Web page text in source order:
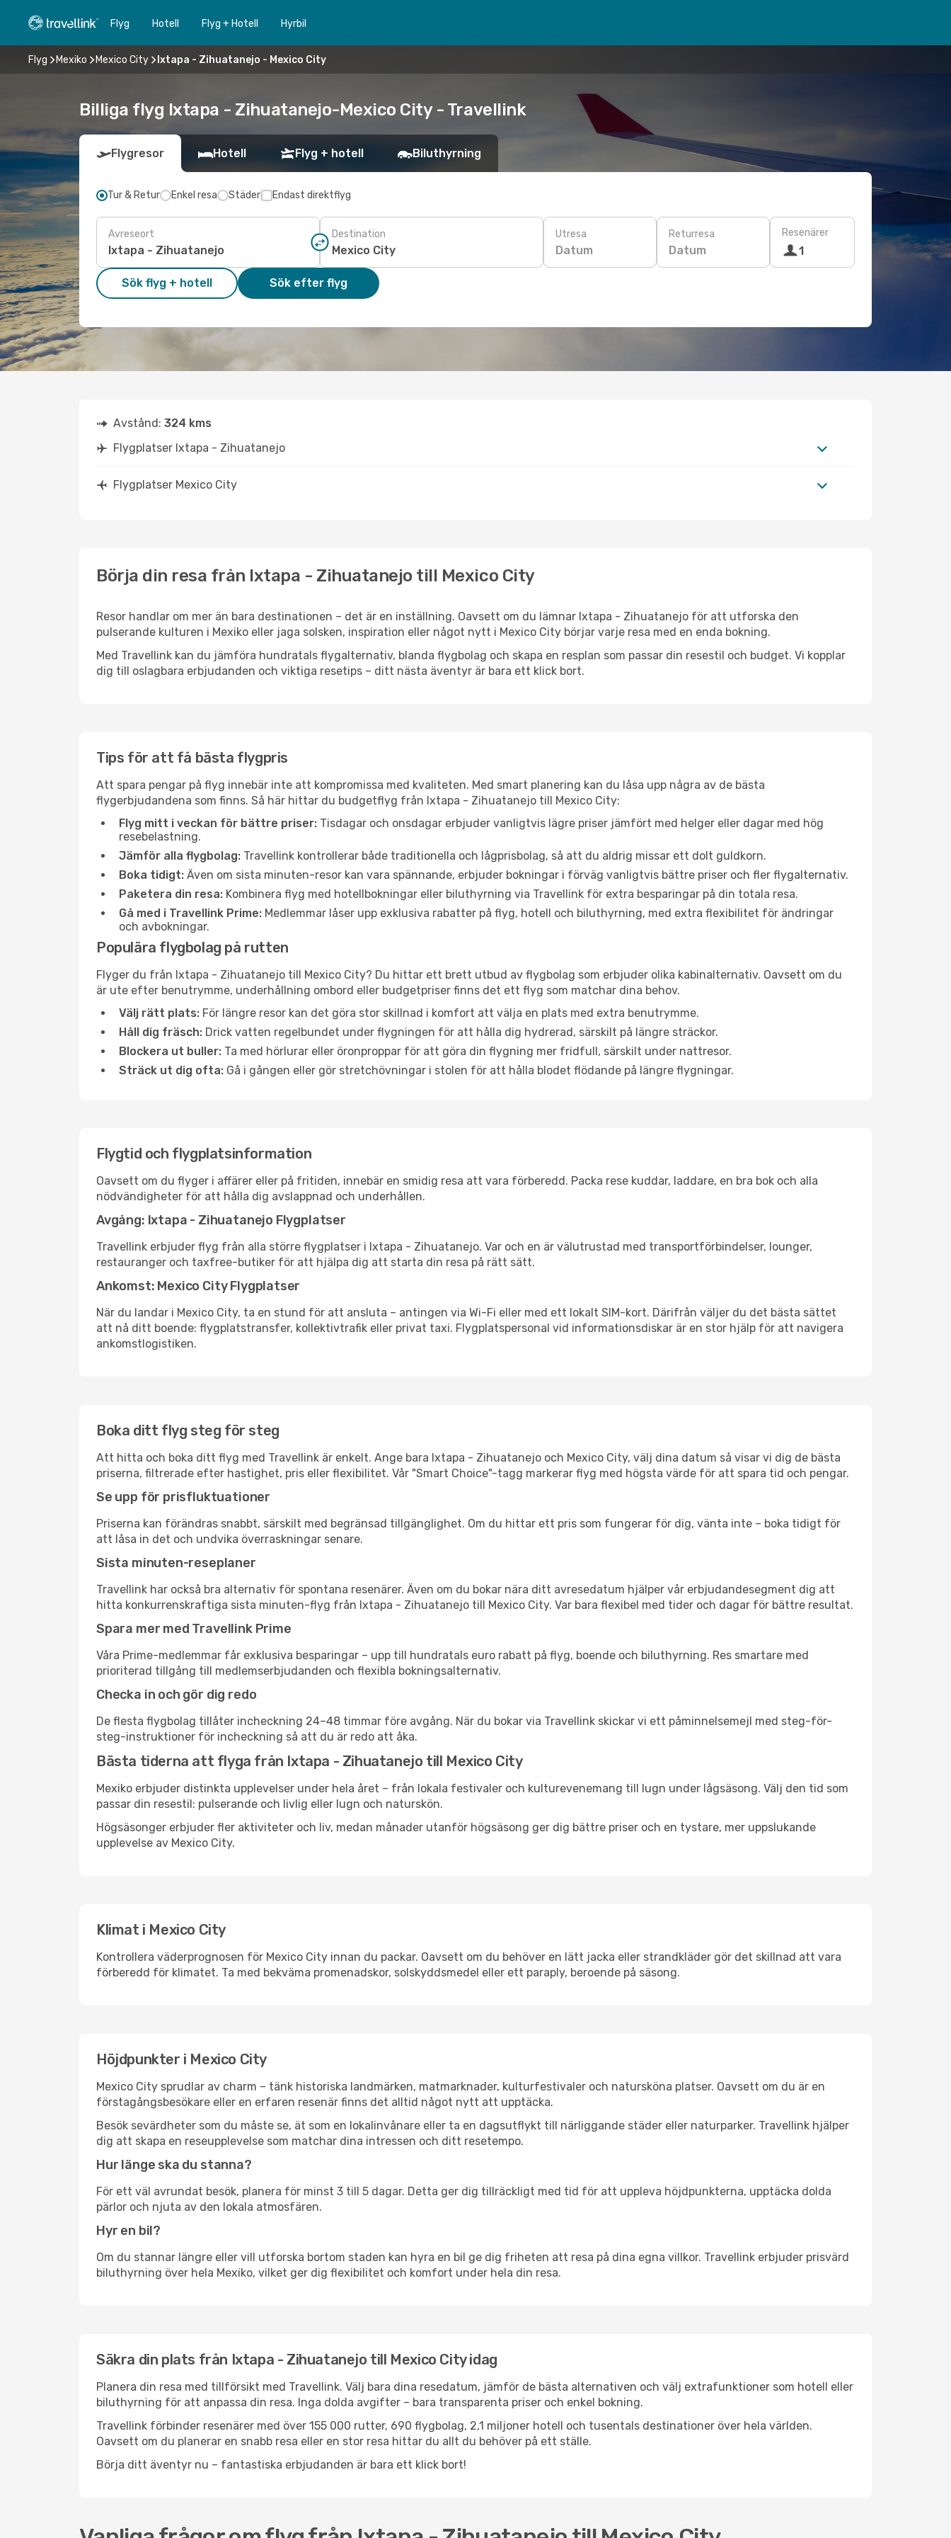
Flyg Hotell Flyg + Hotell Hyrbil
Flyg Mexiko Mexico City Ixtapa - Zihuatanejo - Mexico City
Billiga flyg Ixtapa - Zihuatanejo-Mexico City - Travellink
Flygresor Hotell Flyg + hotell Biluthyrning
Tur & Retur Enkel resa Städer Endast direktflyg
Avreseort Destination Utresa
Datum
Returresa
Datum
Resenärer
1
Sök flyg + hotell Sök efter flyg
Avstånd: 324 kms
Flygplatser Ixtapa - Zihuatanejo
Flygplatser Mexico City
Börja din resa från Ixtapa - Zihuatanejo till Mexico City
Resor handlar om mer än bara destinationen – det är en inställning. Oavsett om du lämnar Ixtapa - Zihuatanejo för att utforska den
pulserande kulturen i Mexiko eller jaga solsken, inspiration eller något nytt i Mexico City börjar varje resa med en enda bokning.
Med Travellink kan du jämföra hundratals flygalternativ, blanda flygbolag och skapa en resplan som passar din resestil och budget. Vi kopplar
dig till oslagbara erbjudanden och viktiga resetips – ditt nästa äventyr är bara ett klick bort.
Tips för att få bästa flygpris
Att spara pengar på flyg innebär inte att kompromissa med kvaliteten. Med smart planering kan du låsa upp några av de bästa
flygerbjudandena som finns. Så här hittar du budgetflyg från Ixtapa - Zihuatanejo till Mexico City:
Flyg mitt i veckan för bättre priser: Tisdagar och onsdagar erbjuder vanligtvis lägre priser jämfört med helger eller dagar med hög
resebelastning.
Jämför alla flygbolag: Travellink kontrollerar både traditionella och lågprisbolag, så att du aldrig missar ett dolt guldkorn.
Boka tidigt: Även om sista minuten-resor kan vara spännande, erbjuder bokningar i förväg vanligtvis bättre priser och fler flygalternativ.
Paketera din resa: Kombinera flyg med hotellbokningar eller biluthyrning via Travellink för extra besparingar på din totala resa.
Gå med i Travellink Prime: Medlemmar låser upp exklusiva rabatter på flyg, hotell och biluthyrning, med extra flexibilitet för ändringar
och avbokningar.
Populära flygbolag på rutten
Flyger du från Ixtapa - Zihuatanejo till Mexico City? Du hittar ett brett utbud av flygbolag som erbjuder olika kabinalternativ. Oavsett om du
är ute efter benutrymme, underhållning ombord eller budgetpriser finns det ett flyg som matchar dina behov.
Välj rätt plats: För längre resor kan det göra stor skillnad i komfort att välja en plats med extra benutrymme.
Håll dig fräsch: Drick vatten regelbundet under flygningen för att hålla dig hydrerad, särskilt på längre sträckor.
Blockera ut buller: Ta med hörlurar eller öronproppar för att göra din flygning mer fridfull, särskilt under nattresor.
Sträck ut dig ofta: Gå i gången eller gör stretchövningar i stolen för att hålla blodet flödande på längre flygningar.
Flygtid och flygplatsinformation
Oavsett om du flyger i affärer eller på fritiden, innebär en smidig resa att vara förberedd. Packa rese kuddar, laddare, en bra bok och alla
nödvändigheter för att hålla dig avslappnad och underhållen.
Avgång: Ixtapa - Zihuatanejo Flygplatser
Travellink erbjuder flyg från alla större flygplatser i Ixtapa - Zihuatanejo. Var och en är välutrustad med transportförbindelser, lounger,
restauranger och taxfree-butiker för att hjälpa dig att starta din resa på rätt sätt.
Ankomst: Mexico City Flygplatser
När du landar i Mexico City, ta en stund för att ansluta – antingen via Wi-Fi eller med ett lokalt SIM-kort. Därifrån väljer du det bästa sättet
att nå ditt boende: flygplatstransfer, kollektivtrafik eller privat taxi. Flygplatspersonal vid informationsdiskar är en stor hjälp för att navigera
ankomstlogistiken.
Boka ditt flyg steg för steg
Att hitta och boka ditt flyg med Travellink är enkelt. Ange bara Ixtapa - Zihuatanejo och Mexico City, välj dina datum så visar vi dig de bästa
priserna, filtrerade efter hastighet, pris eller flexibilitet. Vår "Smart Choice"-tagg markerar flyg med högsta värde för att spara tid och pengar.
Se upp för prisfluktuationer
Priserna kan förändras snabbt, särskilt med begränsad tillgänglighet. Om du hittar ett pris som fungerar för dig, vänta inte – boka tidigt för
att låsa in det och undvika överraskningar senare.
Sista minuten-reseplaner
Travellink har också bra alternativ för spontana resenärer. Även om du bokar nära ditt avresedatum hjälper vår erbjudandesegment dig att
hitta konkurrenskraftiga sista minuten-flyg från Ixtapa - Zihuatanejo till Mexico City. Var bara flexibel med tider och dagar för bättre resultat.
Spara mer med Travellink Prime
Våra Prime-medlemmar får exklusiva besparingar – upp till hundratals euro rabatt på flyg, boende och biluthyrning. Res smartare med
prioriterad tillgång till medlemserbjudanden och flexibla bokningsalternativ.
Checka in och gör dig redo
De flesta flygbolag tillåter incheckning 24–48 timmar före avgång. När du bokar via Travellink skickar vi ett påminnelsemejl med steg-för-
steg-instruktioner för incheckning så att du är redo att åka.
Bästa tiderna att flyga från Ixtapa - Zihuatanejo till Mexico City
Mexiko erbjuder distinkta upplevelser under hela året – från lokala festivaler och kulturevenemang till lugn under lågsäsong. Välj den tid som
passar din resestil: pulserande och livlig eller lugn och naturskön.
Högsäsonger erbjuder fler aktiviteter och liv, medan månader utanför högsäsong ger dig bättre priser och en tystare, mer uppslukande
upplevelse av Mexico City.
Klimat i Mexico City
Kontrollera väderprognosen för Mexico City innan du packar. Oavsett om du behöver en lätt jacka eller strandkläder gör det skillnad att vara
förberedd för klimatet. Ta med bekväma promenadskor, solskyddsmedel eller ett paraply, beroende på säsong.
Höjdpunkter i Mexico City
Mexico City sprudlar av charm – tänk historiska landmärken, matmarknader, kulturfestivaler och natursköna platser. Oavsett om du är en
förstagångsbesökare eller en erfaren resenär finns det alltid något nytt att upptäcka.
Besök sevärdheter som du måste se, ät som en lokalinvånare eller ta en dagsutflykt till närliggande städer eller naturparker. Travellink hjälper
dig att skapa en reseupplevelse som matchar dina intressen och ditt resetempo.
Hur länge ska du stanna?
För ett väl avrundat besök, planera för minst 3 till 5 dagar. Detta ger dig tillräckligt med tid för att uppleva höjdpunkterna, upptäcka dolda
pärlor och njuta av den lokala atmosfären.
Hyr en bil?
Om du stannar längre eller vill utforska bortom staden kan hyra en bil ge dig friheten att resa på dina egna villkor. Travellink erbjuder prisvärd
biluthyrning över hela Mexiko, vilket ger dig flexibilitet och komfort under hela din resa.
Säkra din plats från Ixtapa - Zihuatanejo till Mexico City idag
Planera din resa med tillförsikt med Travellink. Välj bara dina resedatum, jämför de bästa alternativen och välj extrafunktioner som hotell eller
biluthyrning för att anpassa din resa. Inga dolda avgifter – bara transparenta priser och enkel bokning.
Travellink förbinder resenärer med över 155 000 rutter, 690 flygbolag, 2,1 miljoner hotell och tusentals destinationer över hela världen.
Oavsett om du planerar en snabb resa eller en stor resa hittar du allt du behöver på ett ställe.
Börja ditt äventyr nu – fantastiska erbjudanden är bara ett klick bort!